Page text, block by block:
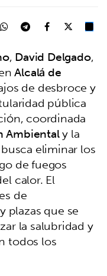
,David Delgado,
Alcalá de
de desbroce y
pública
coordinada
Ambientaly la
eliminar los
de fuegos
calor. El
de
plazas que se
la salubridad y
todos los